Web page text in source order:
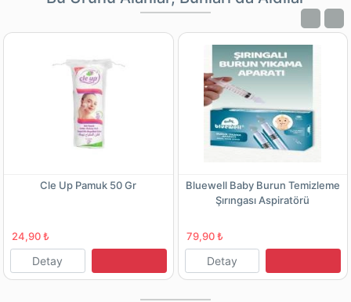
Cle Up Pamuk 50 Gr
24,90 ₺
Detay
Bluewell Baby Burun Temizleme
Şırıngası Aspiratörü
79,90 ₺
Detay